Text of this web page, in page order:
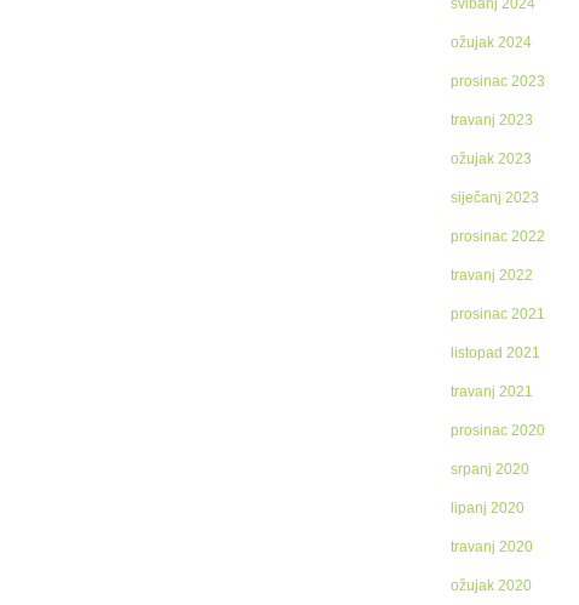
svibanj 2024
ožujak 2024
prosinac 2023
travanj 2023
ožujak 2023
siječanj 2023
prosinac 2022
travanj 2022
prosinac 2021
listopad 2021
travanj 2021
prosinac 2020
srpanj 2020
lipanj 2020
travanj 2020
ožujak 2020